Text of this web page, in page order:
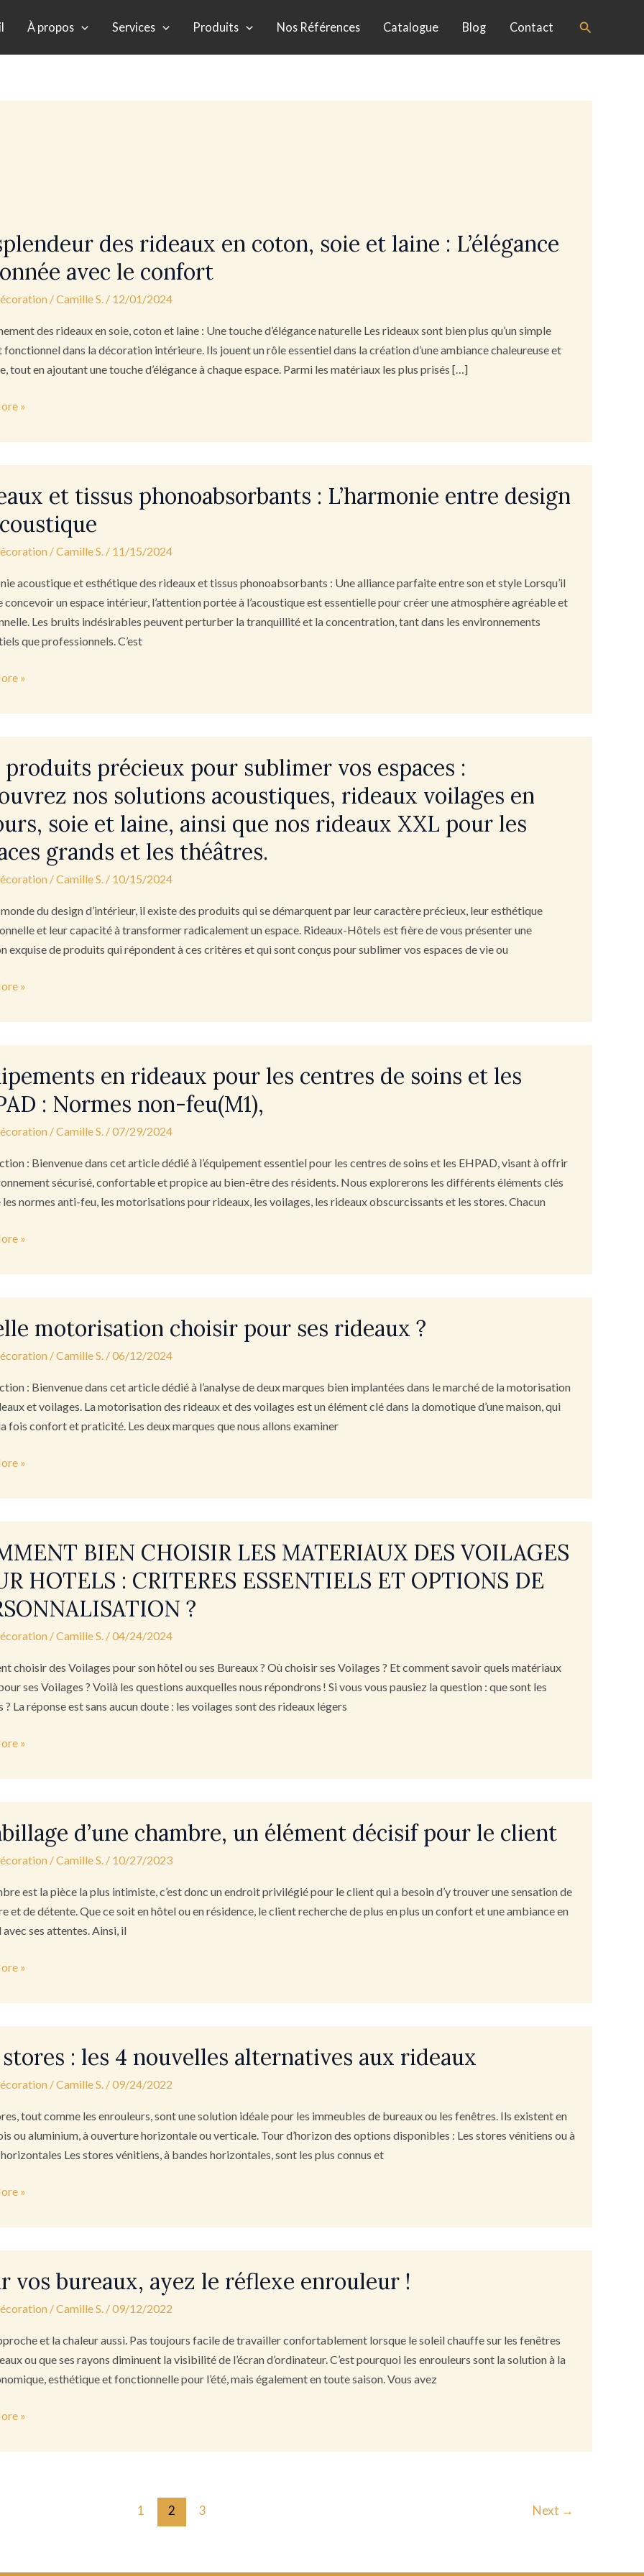
À propos Services Produits Nos Références Catalogue Blog Contact Search
des rideaux en coton, soie et laine : L’élégance
avec le confort
/Camille S. / 12/01/2024
des rideaux en soie, coton et laine : Une touche d’élégance naturelle Les rideaux sont bien plus qu’un simple
fonctionnel dans la décoration intérieure. Ils jouent un rôle essentiel dans la création d’une ambiance chaleureuse et
tout en ajoutant une touche d’élégance à chaque espace. Parmi les matériaux les plus prisés […]
»
et tissus phonoabsorbants : L’harmonie entre design
/Camille S. / 11/15/2024
acoustique et esthétique des rideaux et tissus phonoabsorbants : Une alliance parfaite entre son et style Lorsqu’il
concevoir un espace intérieur, l’attention portée à l’acoustique est essentielle pour créer une atmosphère agréable et
Les bruits indésirables peuvent perturber la tranquillité et la concentration, tant dans les environnements
que professionnels. C’est
»
produits précieux pour sublimer vos espaces :
nos solutions acoustiques, rideaux voilages en
soie et laine, ainsi que nos rideaux XXL pour les
grands et les théâtres.
/Camille S. / 10/15/2024
du design d’intérieur, il existe des produits qui se démarquent par leur caractère précieux, leur esthétique
et leur capacité à transformer radicalement un espace. Rideaux-Hôtels est fière de vous présenter une
exquise de produits qui répondent à ces critères et qui sont conçus pour sublimer vos espaces de vie ou
»
en rideaux pour les centres de soins et les
: Normes non-feu(M1),
/Camille S. /07/29/2024
: Bienvenue dans cet article dédié à l’équipement essentiel pour les centres de soins et les EHPAD, visant à offrir
sécurisé, confortable et propice au bien-être des résidents. Nous explorerons les différents éléments clés
les normes anti-feu, les motorisations pour rideaux, les voilages, les rideaux obscurcissants et les stores. Chacun
»
motorisation choisir pour ses rideaux ?
/Camille S. /06/12/2024
: Bienvenue dans cet article dédié à l’analyse de deux marques bien implantées dans le marché de la motorisation
et voilages. La motorisation des rideaux et des voilages est un élément clé dans la domotique d’une maison, qui
fois confort et praticité. Les deux marques que nous allons examiner
»
BIEN CHOISIR LES MATERIAUX DES VOILAGES
HOTELS : CRITERES ESSENTIELS ET OPTIONS DE
?
/Camille S. /04/24/2024
choisir des Voilages pour son hôtel ou ses Bureaux ? Où choisir ses Voilages ? Et comment savoir quels matériaux
ses Voilages ? Voilà les questions auxquelles nous répondrons ! Si vous vous pausiez la question : que sont les
? La réponse est sans aucun doute : les voilages sont des rideaux légers
»
d’une chambre, un élément décisif pour le client
/Camille S. / 10/27/2023
est la pièce la plus intimiste, c’est donc un endroit privilégié pour le client qui a besoin d’y trouver une sensation de
et de détente. Que ce soit en hôtel ou en résidence, le client recherche de plus en plus un confort et une ambiance en
ses attentes. Ainsi, il
»
stores : les 4 nouvelles alternatives aux rideaux
/Camille S. /09/24/2022
tout comme les enrouleurs, sont une solution idéale pour les immeubles de bureaux ou les fenêtres. Ils existent en
ou aluminium, à ouverture horizontale ou verticale. Tour d’horizon des options disponibles : Les stores vénitiens ou à
Les stores vénitiens, à bandes horizontales, sont les plus connus et
»
vos bureaux, ayez le réflexe enrouleur !
/Camille S. /09/12/2022
et la chaleur aussi. Pas toujours facile de travailler confortablement lorsque le soleil chauffe sur les fenêtres
ou que ses rayons diminuent la visibilité de l’écran d’ordinateur. C’est pourquoi les enrouleurs sont la solution à la
esthétique et fonctionnelle pour l’été, mais également en toute saison. Vous avez
»
1 2 3 Next →